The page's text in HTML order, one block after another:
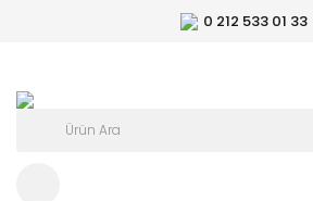
0 212 533 01 33